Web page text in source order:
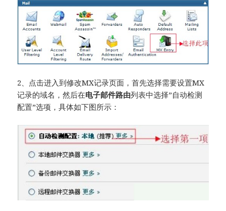
2、点击进入到修改MX记录页面，首先选择需要设置MX
记录的域名，然后在电子邮件路由列表中选择”自动检测
配置”选项，具体如下图所示：